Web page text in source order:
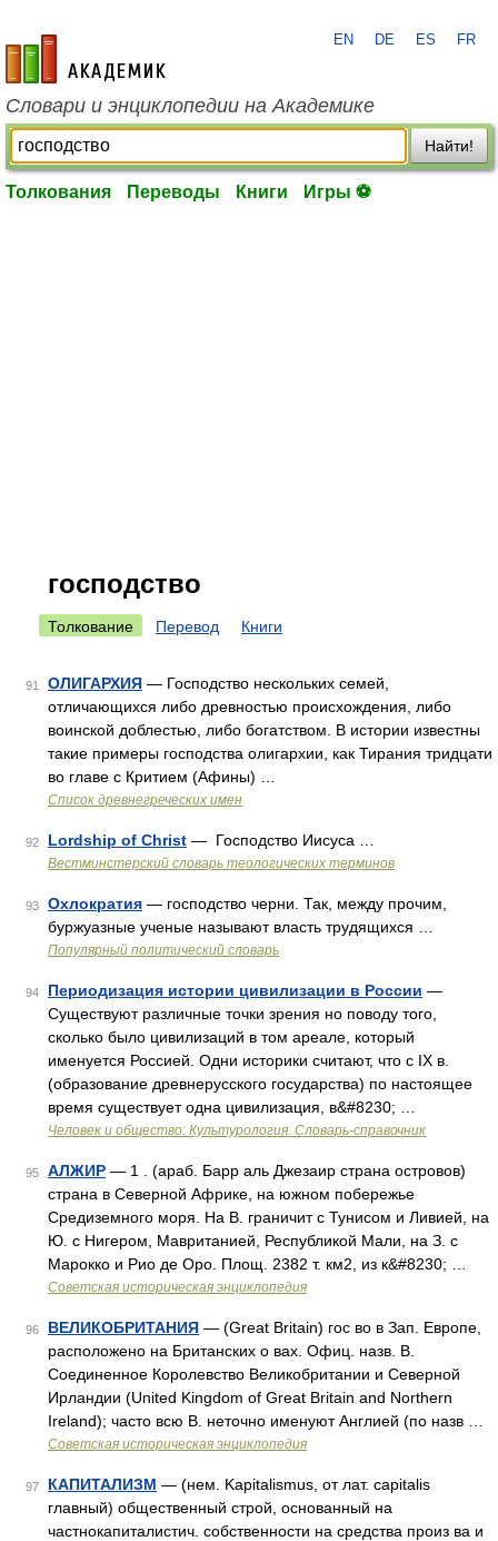
academic.ru
EN DE ES FR
Словари и энциклопедии на Академике
Найти!
Толкования Переводы Книги Игры ⚽
господство
Толкование Перевод Книги
91 ОЛИГАРХИЯ — Господство нескольких семей,
отличающихся либо древностью происхождения, либо
воинской доблестью, либо богатством. В истории известны
такие примеры господства олигархии, как Тирания тридцати
во главе с Критием (Афины) …
Список древнегреческих имен
92 Lordship of Christ — Господство Иисуса …
Вестминстерский словарь теологических терминов
93 Охлократия — господство черни. Так, между прочим,
буржуазные ученые называют власть трудящихся …
Популярный политический словарь
94 Периодизация истории цивилизации в России —
Существуют различные точки зрения но поводу того,
сколько было цивилизаций в том ареале, который
именуется Россией. Одни историки считают, что с IX в.
(образование древнерусского государства) по настоящее
время существует одна цивилизация, в&#8230; …
Человек и общество: Культурология. Словарь-справочник
95 АЛЖИР — 1 . (араб. Барр аль Джезаир страна островов)
страна в Северной Африке, на южном побережье
Средиземного моря. На В. граничит с Тунисом и Ливией, на
Ю. с Нигером, Мавританией, Республикой Мали, на З. с
Марокко и Рио де Оро. Площ. 2382 т. км2, из к&#8230; …
Советская историческая энциклопедия
96 ВЕЛИКОБРИТАНИЯ — (Great Britain) гос во в Зап. Европе,
расположено на Британских о вах. Офиц. назв. В.
Соединенное Королевство Великобритании и Северной
Ирландии (United Kingdom of Great Britain and Northern
Ireland); часто всю В. неточно именуют Англией (по назв …
Советская историческая энциклопедия
97 КАПИТАЛИЗМ — (нем. Kapitalismus, от лат. capitalis
главный) общественный строй, основанный на
частнокапиталистич. собственности на средства произ ва и